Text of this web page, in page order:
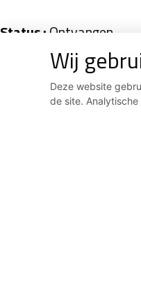
Status :Ontvangen
Laagenergie woning/
Wij
Deze website
de site.